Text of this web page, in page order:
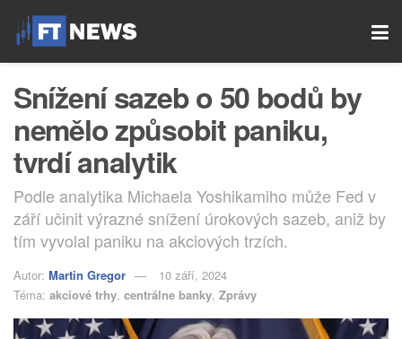
Snížení sazeb o 50 bodů by
nemělo způsobit paniku,
tvrdí analytik
Podle analytika Michaela Yoshikamiho může Fed v
září učinit výrazné snížení úrokových sazeb, aniž by
tím vyvolal paniku na akciových trzích.
Autor: Martin Gregor
10 září, 2024
Téma: akciové trhy, centrálne banky, Zprávy